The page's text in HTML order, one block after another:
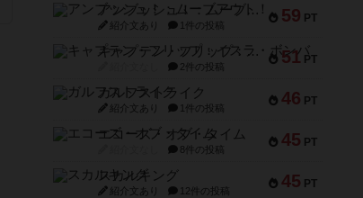
59 PT
アンブッシュ！：ムーブアウト！
紹介文あり 1件の投稿
51 PT
キャプテン・フリップ：イスラ・ボンバ
2件の投稿
46 PT
ガルフストライク
紹介文あり 1件の投稿
45 PT
エコーズ・オブ・タイム
8件の投稿
45 PT
スカルキング
紹介文あり 12件の投稿